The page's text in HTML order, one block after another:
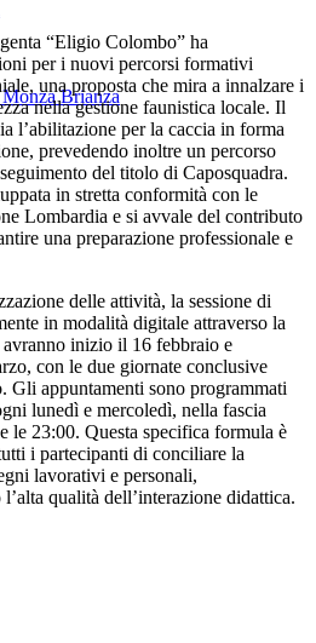
Brianza
“Eligio Colombo” ha
per i nuovi percorsi formativi
una proposta che mira a innalzare i
nella gestione faunistica locale. Il
l’abilitazione per la caccia in forma
prevedendo inoltre un percorso
del titolo di Caposquadra.
in stretta conformità con le
Lombardia e si avvale del contributo
una preparazione professionale e
delle attività, la sessione di
in modalità digitale attraverso la
inizio il 16 febbraio e
con le due giornate conclusive
Gli appuntamenti sono programmati
lunedì e mercoledì, nella fascia
le 23:00. Questa specifica formula è
i partecipanti di conciliare la
lavorativi e personali,
qualità dell’interazione didattica.